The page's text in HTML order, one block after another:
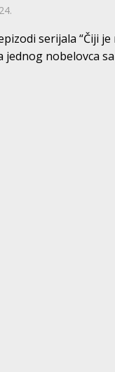
serijala “Čiji
jednog nobelovca